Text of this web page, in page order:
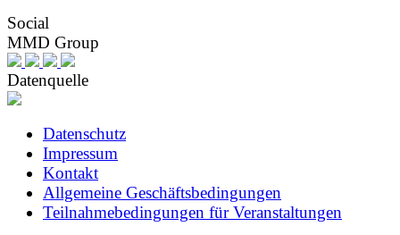
Social
MMD Group
Datenquelle
Datenschutz
Impressum
Kontakt
Allgemeine Geschäftsbedingungen
Teilnahmebedingungen für Veranstaltungen